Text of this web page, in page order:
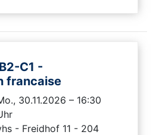
C1 -
francaise
30.11.2026 – 16:30
- Freidhof 11 - 204